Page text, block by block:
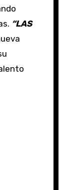
“LAS